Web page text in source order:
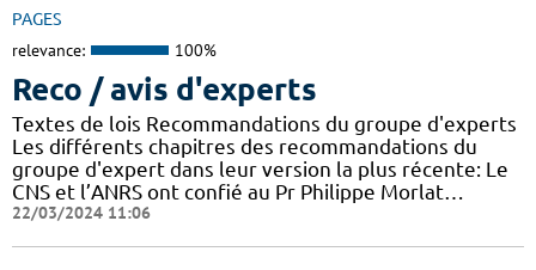
PAGES
relevance: 100%
Reco / avis d'experts
Textes de lois Recommandations du groupe d'experts
Les différents chapitres des recommandations du
groupe d'expert dans leur version la plus récente: Le
CNS et l’ANRS ont confié au Pr Philippe Morlat…
22/03/2024 11:06